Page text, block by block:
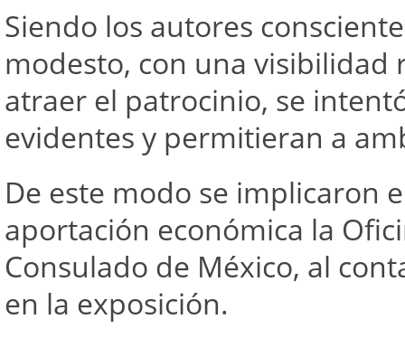
Siendo los autores
modesto, con una
atraer el patrocinio, se
evidentes y permitieran a
De este modo se implicaron
aportación económica la
Consulado de México, al
en la exposición.